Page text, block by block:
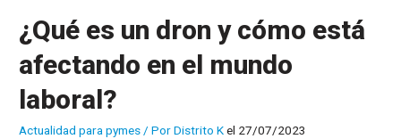
¿Qué es un dron y cómo está
afectando en el mundo
laboral?
Actualidad para pymes / PorDistrito Kel 27/07/2023